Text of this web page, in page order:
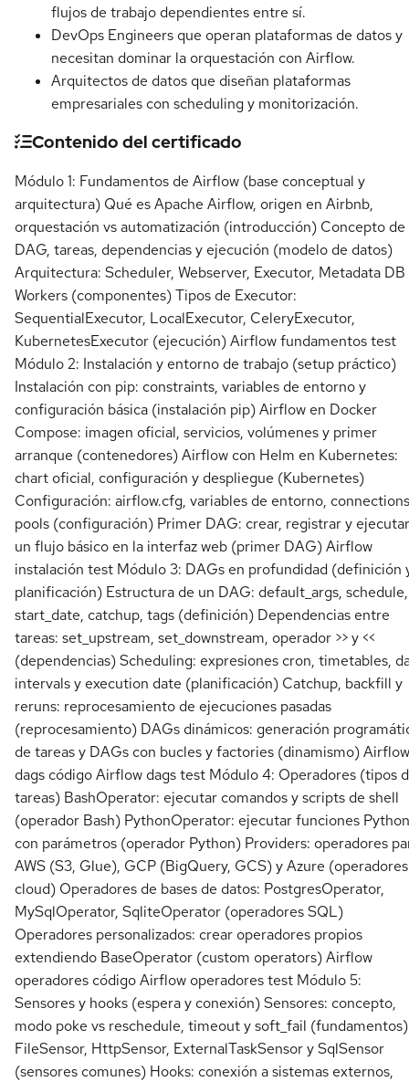
flujos de trabajo dependientes entre sí.
DevOps Engineers que operan plataformas de datos y
necesitan dominar la orquestación con Airflow.
Arquitectos de datos que diseñan plataformas
empresariales con scheduling y monitorización.
Contenido del certificado
Módulo 1: Fundamentos de Airflow (base conceptual y
arquitectura) Qué es Apache Airflow, origen en Airbnb,
orquestación vs automatización (introducción) Concepto de
DAG, tareas, dependencias y ejecución (modelo de datos)
Arquitectura: Scheduler, Webserver, Executor, Metadata DB
Workers (componentes) Tipos de Executor:
SequentialExecutor, LocalExecutor, CeleryExecutor,
KubernetesExecutor (ejecución) Airflow fundamentos test
Módulo 2: Instalación y entorno de trabajo (setup práctico)
Instalación con pip: constraints, variables de entorno y
configuración básica (instalación pip) Airflow en Docker
Compose: imagen oficial, servicios, volúmenes y primer
arranque (contenedores) Airflow con Helm en Kubernetes:
chart oficial, configuración y despliegue (Kubernetes)
Configuración: airflow.cfg, variables de entorno,
pools (configuración) Primer DAG: crear, registrar y ejecutar
un flujo básico en la interfaz web (primer DAG) Airflow
instalación test Módulo 3: DAGs en profundidad (definición
planificación) Estructura de un DAG: default_args, schedule,
start_date, catchup, tags (definición) Dependencias entre
tareas: set_upstream, set_downstream, operador >> y <<
(dependencias) Scheduling: expresiones cron, timetables,
intervals y execution date (planificación) Catchup, backfill y
reruns: reprocesamiento de ejecuciones pasadas
(reprocesamiento) DAGs dinámicos: generación
de tareas y DAGs con bucles y factories (dinamismo) Airflow
dags código Airflow dags test Módulo 4: Operadores (tipos
tareas) BashOperator: ejecutar comandos y scripts de shell
(operador Bash) PythonOperator: ejecutar funciones Python
con parámetros (operador Python) Providers: operadores
AWS (S3, Glue), GCP (BigQuery, GCS) y Azure (operadores
cloud) Operadores de bases de datos: PostgresOperator,
MySqlOperator, SqliteOperator (operadores SQL)
Operadores personalizados: crear operadores propios
extendiendo BaseOperator (custom operators) Airflow
operadores código Airflow operadores test Módulo 5:
Sensores y hooks (espera y conexión) Sensores: concepto,
modo poke vs reschedule, timeout y soft_fail (fundamentos)
FileSensor, HttpSensor, ExternalTaskSensor y SqlSensor
(sensores comunes) Hooks: conexión a sistemas externos,